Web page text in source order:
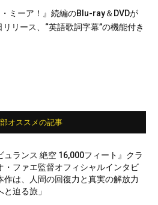
・ミーア！』続編のBlu-ray＆DVDが
リース、“英語歌詞字幕”の機能付き
オススメの記事
ュランス 絶空 16,000フィート』クラ
・ファエ監督オフィシャルインタビ
作は、人間の回復力と真実の解放力
迫る旅」